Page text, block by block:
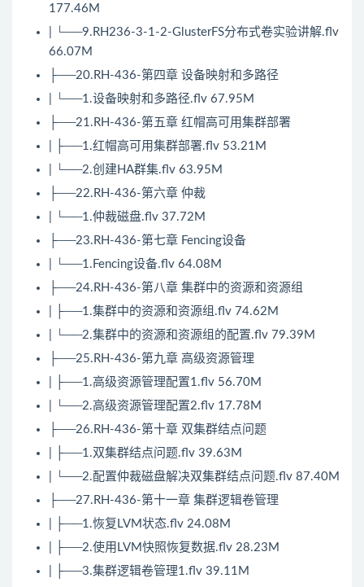
177.46M
| └──9.RH236-3-1-2-GlusterFS分布式卷实验讲解.flv
66.07M
├──20.RH-436-第四章 设备映射和多路径
| └──1.设备映射和多路径.flv 67.95M
├──21.RH-436-第五章 红帽高可用集群部署
| ├──1.红帽高可用集群部署.flv 53.21M
| └──2.创建HA群集.flv 63.95M
├──22.RH-436-第六章 仲裁
| └──1.仲裁磁盘.flv 37.72M
├──23.RH-436-第七章 Fencing设备
| └──1.Fencing设备.flv 64.08M
├──24.RH-436-第八章 集群中的资源和资源组
| ├──1.集群中的资源和资源组.flv 74.62M
| └──2.集群中的资源和资源组的配置.flv 79.39M
├──25.RH-436-第九章 高级资源管理
| ├──1.高级资源管理配置1.flv 56.70M
| └──2.高级资源管理配置2.flv 17.78M
├──26.RH-436-第十章 双集群结点问题
| ├──1.双集群结点问题.flv 39.63M
| └──2.配置仲裁磁盘解决双集群结点问题.flv 87.40M
├──27.RH-436-第十一章 集群逻辑卷管理
| ├──1.恢复LVM状态.flv 24.08M
| ├──2.使用LVM快照恢复数据.flv 28.23M
| ├──3.集群逻辑卷管理1.flv 39.11M